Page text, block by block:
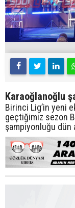
Karaoğlanoğlu
Birinci Lig’in yeni
geçtiğimiz sezon
şampiyonluğu dün